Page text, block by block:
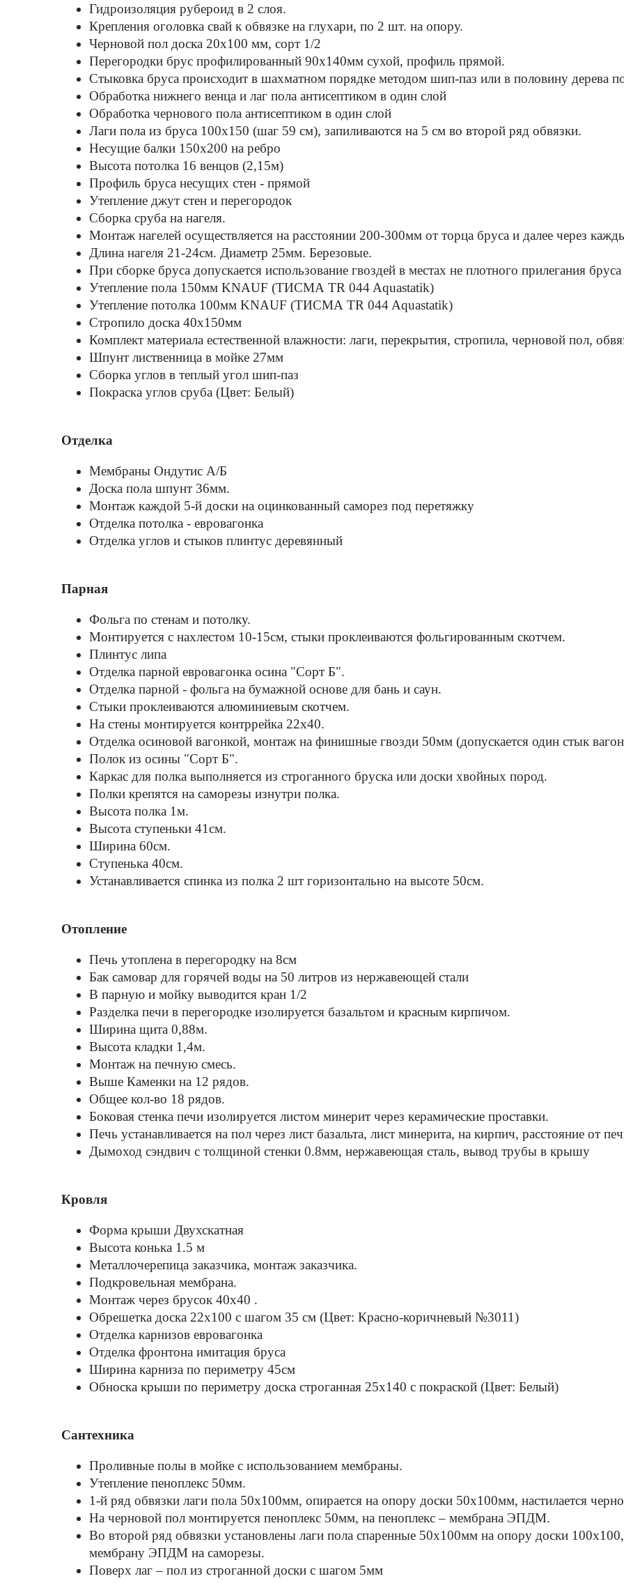
Гидроизоляция рубероид в 2 слоя.
Крепления оголовка свай к обвязке на глухари, по 2 шт. на опору.
Черновой пол доска 20х100 мм, сорт 1/2
Перегородки брус профилированный 90х140мм сухой, профиль прямой.
Стыковка бруса происходит в шахматном порядке методом шип-паз или в половину дерева
Обработка нижнего венца и лаг пола антисептиком в один слой
Обработка чернового пола антисептиком в один слой
Лаги пола из бруса 100х150 (шаг 59 см), запиливаются на 5 см во второй ряд обвязки.
Несущие балки 150x200 на ребро
Высота потолка 16 венцов (2,15м)
Профиль бруса несущих стен - прямой
Утепление джут стен и перегородок
Сборка сруба на нагеля.
Монтаж нагелей осуществляется на расстоянии 200-300мм от торца бруса и далее через
Длина нагеля 21-24см. Диаметр 25мм. Березовые.
При сборке бруса допускается использование гвоздей в местах не плотного прилегания
Утепление пола 150мм KNAUF (ТИСМА TR 044 Aquastatik)
Утепление потолка 100мм KNAUF (ТИСМА TR 044 Aquastatik)
Стропило доска 40x150мм
Комплект материала естественной влажности: лаги, перекрытия, стропила, черновой пол,
Шпунт лиственница в мойке 27мм
Сборка углов в теплый угол шип-паз
Покраска углов сруба (Цвет: Белый)
Отделка
Мембраны Ондутис А/Б
Доска пола шпунт 36мм.
Монтаж каждой 5-й доски на оцинкованный саморез под перетяжку
Отделка потолка - евровагонка
Отделка углов и стыков плинтус деревянный
Парная
Фольга по стенам и потолку.
Монтируется с нахлестом 10-15см, стыки проклеиваются фольгированным скотчем.
Плинтус липа
Отделка парной евровагонка осина "Сорт Б".
Отделка парной - фольга на бумажной основе для бань и саун.
Стыки проклеиваются алюминиевым скотчем.
На стены монтируется контррейка 22х40.
Отделка осиновой вагонкой, монтаж на финишные гвозди 50мм (допускается один стык
Полок из осины "Cорт Б".
Каркас для полка выполняется из строганного бруска или доски хвойных пород.
Полки крепятся на саморезы изнутри полка.
Высота полка 1м.
Высота ступеньки 41см.
Ширина 60см.
Ступенька 40см.
Устанавливается спинка из полка 2 шт горизонтально на высоте 50см.
Отопление
Печь утоплена в перегородку на 8см
Бак самовар для горячей воды на 50 литров из нержавеющей стали
В парную и мойку выводится кран 1/2
Разделка печи в перегородке изолируется базальтом и красным кирпичом.
Ширина щита 0,88м.
Высота кладки 1,4м.
Mонтаж на печную смесь.
Выше Каменки на 12 рядов.
Общее кол-во 18 рядов.
Боковая стенка печи изолируется листом минерит через керамические проставки.
Печь устанавливается на пол через лист базальта, лист минерита, на кирпич, расстояние от
Дымоход сэндвич с толщиной стенки 0.8мм, нержавеющая сталь, вывод трубы в крышу
Кровля
Форма крыши Двухскатная
Высота конька 1.5 м
Металлочерепица заказчика, монтаж заказчика.
Подкровельная мембрана.
Монтаж через брусок 40x40 .
Обрешетка доска 22х100 с шагом 35 см (Цвет: Красно-коричневый №3011)
Отделка карнизов евровагонка
Отделка фронтона имитация бруса
Ширина карниза по периметру 45см
Обноска крыши по периметру доска строганная 25х140 с покраской (Цвет: Белый)
Сантехника
Проливные полы в мойке с использованием мембраны.
Утепление пеноплекс 50мм.
1-й ряд обвязки лаги пола 50х100мм, опирается на опору доски 50х100мм, настилается
На черновой пол монтируется пеноплекс 50мм, на пеноплекс – мембрана ЭПДМ.
Во второй ряд обвязки установлены лаги пола спаренные 50х100мм на опору доски
мембрану ЭПДМ на саморезы.
Поверх лаг – пол из строганной доски с шагом 5мм